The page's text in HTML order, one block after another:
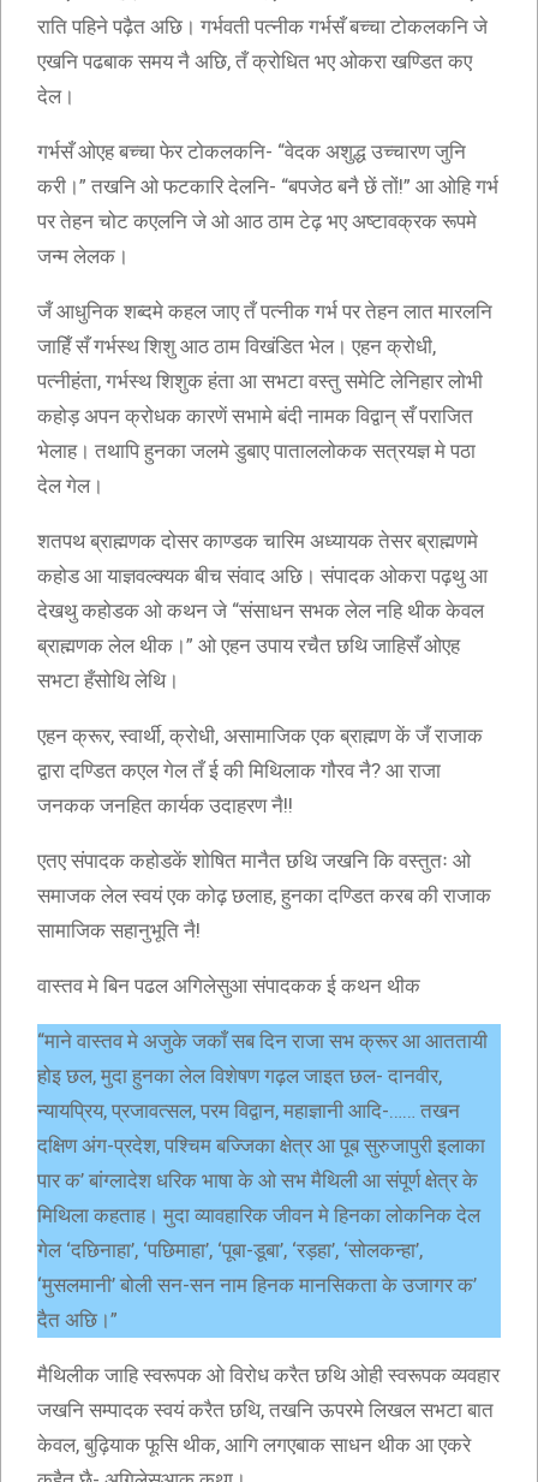
राति पहिने पढ़ैत अछि। गर्भवती पत्नीक गर्भसँ बच्चा टोकलकनि जे
एखनि पढबाक समय नै अछि, तँ क्रोधित भए ओकरा खण्डित कए
देल।
गर्भसँ ओएह बच्चा फेर टोकलकनि- “वेदक अशुद्ध उच्चारण जुनि
करी।” तखनि ओ फटकारि देलनि- “बपजेठ बनै छें तों!” आ ओहि गर्भ
पर तेहन चोट कएलनि जे ओ आठ ठाम टेढ़ भए अष्टावक्रक रूपमे
जन्म लेलक।
जँ आधुनिक शब्दमे कहल जाए तँ पत्नीक गर्भ पर तेहन लात मारलनि
जाहिँ सँ गर्भस्थ शिशु आठ ठाम विखंडित भेल। एहन क्रोधी,
पत्नीहंता, गर्भस्थ शिशुक हंता आ सभटा वस्तु समेटि लेनिहार लोभी
कहोड़ अपन क्रोधक कारणें सभामे बंदी नामक विद्वान् सँ पराजित
भेलाह। तथापि हुनका जलमे डुबाए पाताललोकक सत्रयज्ञ मे पठा
देल गेल।
शतपथ ब्राह्मणक दोसर काण्डक चारिम अध्यायक तेसर ब्राह्मणमे
कहोड आ याज्ञवल्क्यक बीच संवाद अछि। संपादक ओकरा पढ़थु आ
देखथु कहोडक ओ कथन जे “संसाधन सभक लेल नहि थीक केवल
ब्राह्मणक लेल थीक।” ओ एहन उपाय रचैत छथि जाहिसँ ओएह
सभटा हँसोथि लेथि।
एहन क्रूर, स्वार्थी, क्रोधी, असामाजिक एक ब्राह्मण कें जँ राजाक
द्वारा दण्डित कएल गेल तँ ई की मिथिलाक गौरव नै? आ राजा
जनकक जनहित कार्यक उदाहरण नै!!
एतए संपादक कहोडकें शोषित मानैत छथि जखनि कि वस्तुतः ओ
समाजक लेल स्वयं एक कोढ़ छलाह, हुनका दण्डित करब की राजाक
सामाजिक सहानुभूति नै!
वास्तव मे बिन पढल अगिलेसुआ संपादकक ई कथन थीक
“माने वास्तव मे अजुके जकाँ सब दिन राजा सभ क्रूर आ आततायी
होइ छल, मुदा हुनका लेल विशेषण गढ़ल जाइत छल- दानवीर,
न्यायप्रिय, प्रजावत्सल, परम विद्वान, महाज्ञानी आदि-…… तखन
दक्षिण अंग-प्रदेश, पश्चिम बज्जिका क्षेत्र आ पूब सुरुजापुरी इलाका
पार क’ बांग्लादेश धरिक भाषा के ओ सभ मैथिली आ संपूर्ण क्षेत्र के
मिथिला कहताह। मुदा व्यावहारिक जीवन मे हिनका लोकनिक देल
गेल ‘दछिनाहा’, ‘पछिमाहा’, ‘पूबा-डूबा’, ‘रड़हा’, ‘सोलकन्हा’,
‘मुसलमानी’ बोली सन-सन नाम हिनक मानसिकता के उजागर क’
दैत अछि।”
मैथिलीक जाहि स्वरूपक ओ विरोध करैत छथि ओही स्वरूपक व्यवहार
जखनि सम्पादक स्वयं करैत छथि, तखनि ऊपरमे लिखल सभटा बात
केवल, बुढ़ियाक फूसि थीक, आगि लगएबाक साधन थीक आ एकरे